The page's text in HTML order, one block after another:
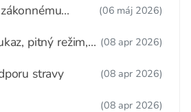
(06 máj 2026)
pitný režim,
(08 apr 2026)
stravy (08 apr 2026)
(08 apr 2026)